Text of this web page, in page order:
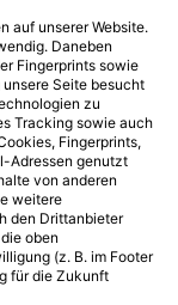
auf unserer Website.
Daneben
Fingerprints sowie
Seite besucht
zu
Tracking sowie auch
Fingerprints,
Adressen genutzt
von anderen
weitere
den Drittanbieter
oben
(z. B. im Footer
für die Zukunft